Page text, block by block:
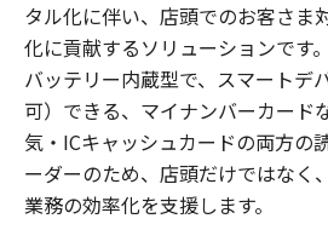
タル化に伴い、店頭でのお客さま
化に貢献するソリューションです。
バッテリー内蔵型で、スマートデ
可）できる、マイナンバーカード
気・ICキャッシュカードの両方の
ーダーのため、店頭だけではなく
業務の効率化を支援します。